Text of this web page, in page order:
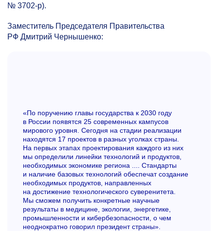
№ 3702-р).
Заместитель Председателя Правительства
РФ Дмитрий Чернышенко:
«По поручению главы государства к 2030 году
в России появятся 25 современных кампусов
мирового уровня. Сегодня на стадии реализации
находятся 17 проектов в разных уголках страны.
На первых этапах проектирования каждого из них
мы определили линейки технологий и продуктов,
необходимых экономике региона .... Стандарты
и наличие базовых технологий обеспечат создание
необходимых продуктов, направленных
на достижение технологического суверенитета.
Мы сможем получить конкретные научные
результаты в медицине, экологии, энергетике,
промышленности и кибербезопасности, о чем
неоднократно говорил президент страны».